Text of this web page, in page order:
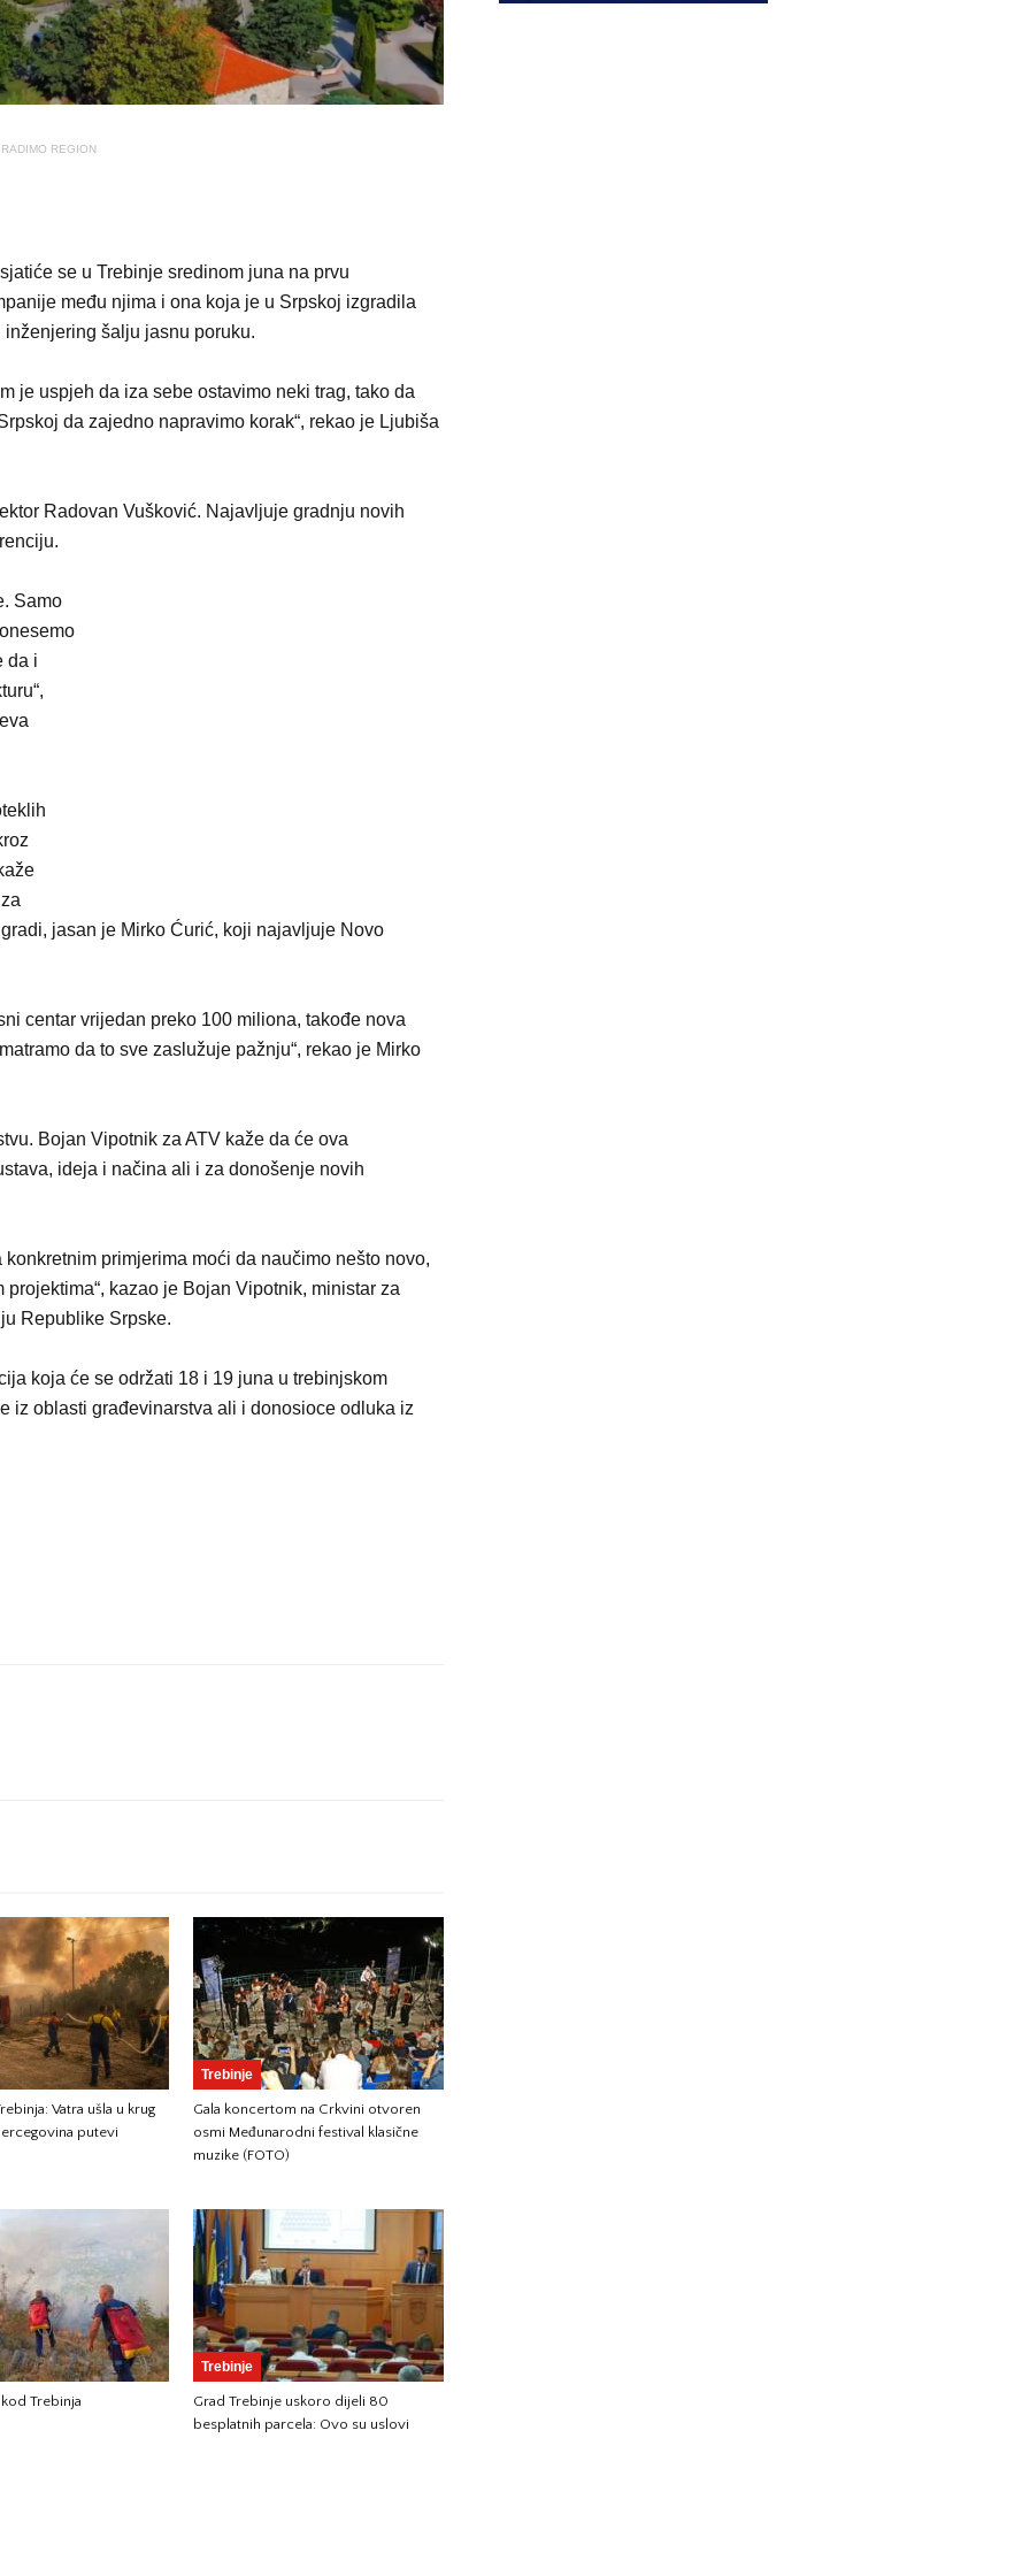
REGION
se u Trebinje sredinom juna na prvu
među njima i ona koja je u Srpskoj izgradila
šalju jasnu poruku.
je uspjeh da iza sebe ostavimo neki trag, tako da
da zajedno napravimo korak“, rekao je Ljubiša
Radovan Vušković. Najavljuje gradnju novih
Samo
da i
jasan je Mirko Ćurić, koji najavljuje Novo
centar vrijedan preko 100 miliona, takođe nova
da to sve zaslužuje pažnju“, rekao je Mirko
Bojan Vipotnik za ATV kaže da će ova
ideja i načina ali i za donošenje novih
primjerima moći da naučimo nešto novo,
kazao je Bojan Vipotnik, ministar za
Republike Srpske.
koja će se održati 18 i 19 juna u trebinjskom
iz oblasti građevinarstva ali i donosioce odluka iz
Vatra ušla u krug
putevi
Trebinje
Gala koncertom na Crkvini otvoren
osmi Međunarodni festival klasične
muzike (FOTO)
Trebinja
Trebinje
Grad Trebinje uskoro dijeli 80
besplatnih parcela: Ovo su uslovi